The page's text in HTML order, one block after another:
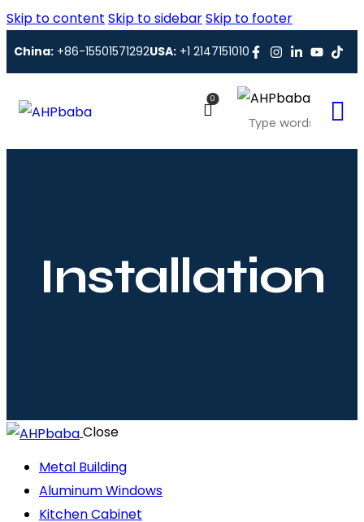
Skip to content Skip to sidebarSkip to footer
China:+86-15501571292USA:+1 2147151010
0
Installation
Close
Metal Building
Aluminum Windows
Kitchen Cabinet